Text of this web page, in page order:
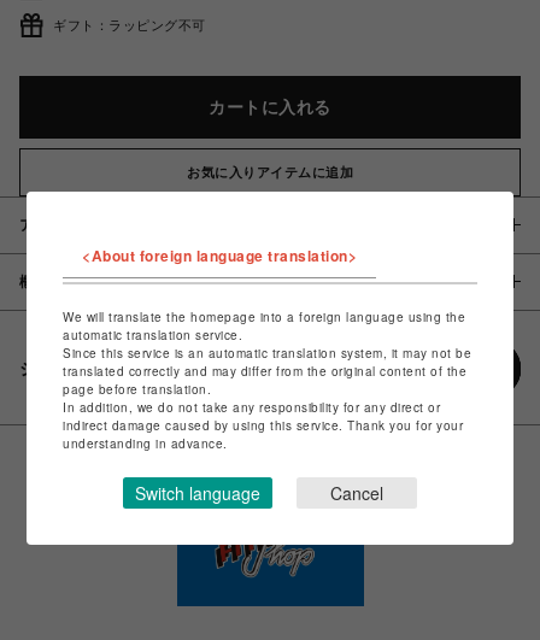
ギフト：ラッピング不可
カートに入れる
お気に入りアイテムに追加
アイテム説明 / 素材
概要
シェアする
<About foreign language translation>
We will translate the homepage into a foreign language using the
automatic translation service.
Since this service is an automatic translation system, it may not be
translated correctly and may differ from the original content of the
page before translation.
In addition, we do not take any responsibility for any direct or
indirect damage caused by using this service. Thank you for your
understanding in advance.
Switch language Cancel